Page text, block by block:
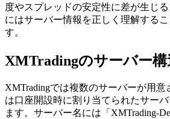
度やスプレッドの安定性に差が生じ
にはサーバー情報を正しく理解する
す。
XMTradingのサーバー
XMTradingでは複数のサーバーが用意
は口座開設時に割り当てられたサー
ます。サーバー名には「XMTrading-